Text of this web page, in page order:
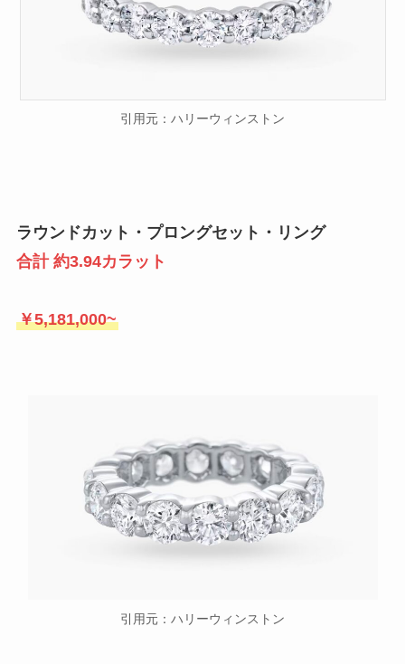
引用元：ハリーウィンストン
ラウンドカット・プロングセット・リング
合計 約3.94カラット
￥5,181,000~
引用元：ハリーウィンストン